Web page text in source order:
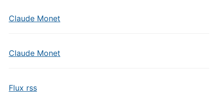
Claude Monet
Claude Monet
Flux rss